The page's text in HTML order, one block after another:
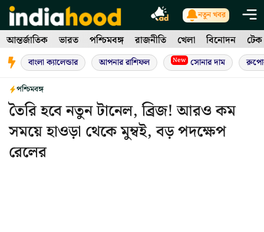
Skip
to
content
নতুন খবর
আন্তর্জাতিক ভারত পশ্চিমবঙ্গ রাজনীতি খেলা বিনোদন টেক
বাংলা ক্যালেন্ডার আপনার রাশিফল New সোনার দাম
পশ্চিমবঙ্গ
তৈরি হবে নতুন টানেল, ব্রিজ! আরও কম
সময়ে হাওড়া থেকে মুম্বই, বড় পদক্ষেপ
রেলের